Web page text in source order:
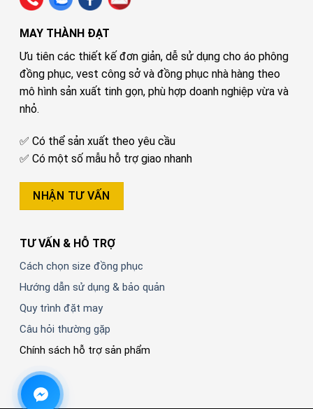
MAY THÀNH ĐẠT
Ưu tiên các thiết kế đơn giản, dễ sử dụng cho áo phông
đồng phục, vest công sở và đồng phục nhà hàng theo
mô hình sản xuất tinh gọn, phù hợp doanh nghiệp vừa và
nhỏ.
✅ Có thể sản xuất theo yêu cầu
✅ Có một số mẫu hỗ trợ giao nhanh
NHẬN TƯ VẤN
TƯ VẤN & HỖ TRỢ
Cách chọn size đồng phục
Hướng dẫn sử dụng & bảo quản
Quy trình đặt may
Câu hỏi thường gặp
Chính sách hỗ trợ sản phẩm